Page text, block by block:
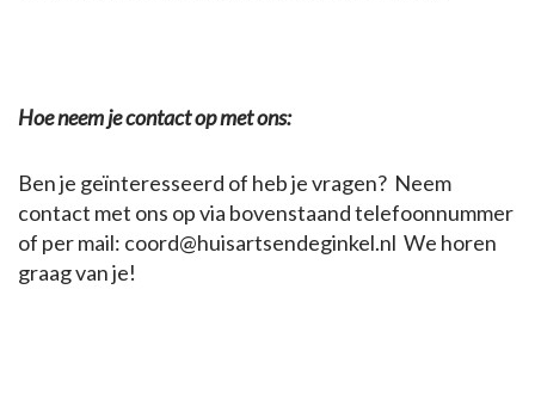
Hoe neem je contact op met ons:
Ben je geïnteresseerd of heb je vragen? Neem
contact met ons op via bovenstaand telefoonnummer
of per mail: coord@huisartsendeginkel.nl We horen
graag van je!